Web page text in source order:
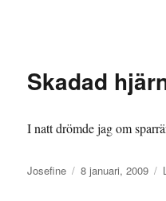
Skadad
I natt drömde jag om
Författare
Josefine
Publicerat
8 januari, 2009